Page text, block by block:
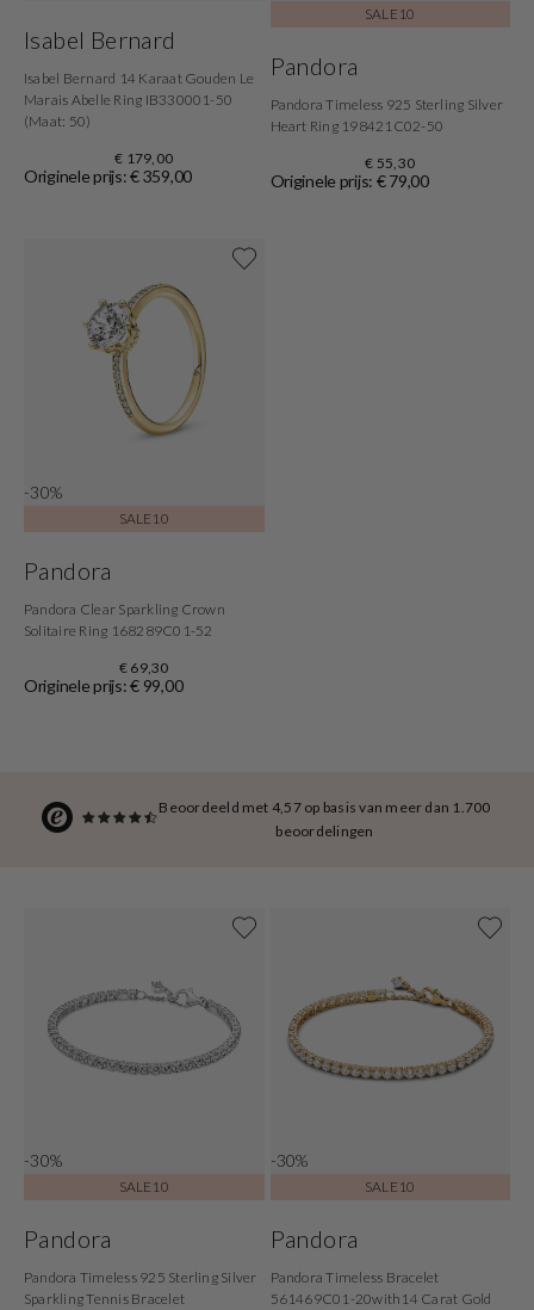
Beoordeeld met 4,57 op basis van meer dan 1.700
beoordelingen
Isabel Bernard
Isabel Bernard 14 Karaat Gouden Le
Marais Abelle Ring IB330001-50
(Maat: 50)
€ 179,00
Originele prijs: € 359,00
SALE10
Pandora
Pandora Timeless 925 Sterling Silver
Heart Ring 198421C02-50
€ 55,30
Originele prijs: € 79,00
-30%
SALE10
Pandora
Pandora Clear Sparkling Crown
Solitaire Ring 168289C01-52
€ 69,30
Originele prijs: € 99,00
-30%
SALE10
Pandora
Pandora Timeless 925 Sterling Silver
Sparkling Tennis Bracelet
-30%
SALE10
Pandora
Pandora Timeless Bracelet
561469C01-20with14 Carat Gold